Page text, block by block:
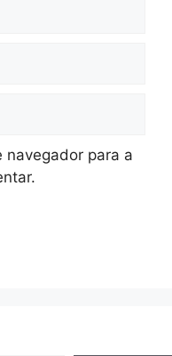
navegador para a